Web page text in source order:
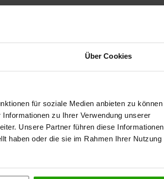
Über Cookies
für soziale Medien anbieten zu können
zu Ihrer Verwendung unserer
Unsere Partner führen diese Informationen
haben oder die sie im Rahmen Ihrer Nutzung